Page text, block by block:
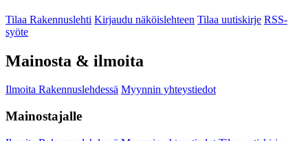
Tilaa Rakennuslehti Kirjaudu näköislehteen Tilaa uutiskirje RSS-
syöte
Mainosta & ilmoita
Ilmoita Rakennuslehdessä Myynnin yhteystiedot
Mainostajalle